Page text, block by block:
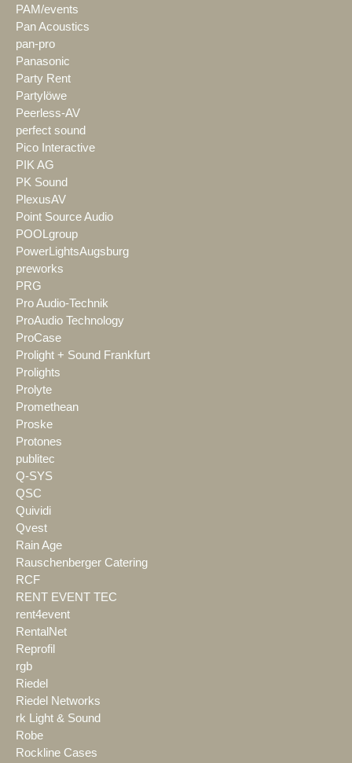
PAM/events
Pan Acoustics
pan-pro
Panasonic
Party Rent
Partylöwe
Peerless-AV
perfect sound
Pico Interactive
PIK AG
PK Sound
PlexusAV
Point Source Audio
POOLgroup
PowerLightsAugsburg
preworks
PRG
Pro Audio-Technik
ProAudio Technology
ProCase
Prolight + Sound Frankfurt
Prolights
Prolyte
Promethean
Proske
Protones
publitec
Q-SYS
QSC
Quividi
Qvest
Rain Age
Rauschenberger Catering
RCF
RENT EVENT TEC
rent4event
RentalNet
Reprofil
rgb
Riedel
Riedel Networks
rk Light & Sound
Robe
Rockline Cases